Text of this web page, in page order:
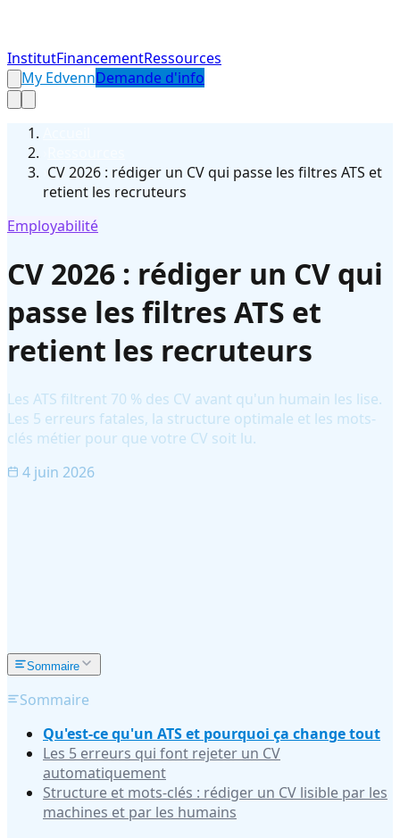
InstitutFinancementRessources
My EdvennDemande d'info
CV 2026 : rédiger un CV qui passe les filtres ATS et
retient les recruteurs
Employabilité
CV 2026 : rédiger un CV qui
passe les filtres ATS et
retient les recruteurs
Les ATS filtrent 70 % des CV avant qu'un humain les lise.
Les 5 erreurs fatales, la structure optimale et les mots-
clés métier pour que votre CV soit lu.
4 juin 2026
Sommaire
Sommaire
Qu'est-ce qu'un ATS et pourquoi ça change tout
Les 5 erreurs qui font rejeter un CV
automatiquement
Structure et mots-clés : rédiger un CV lisible par les
machines et par les humains